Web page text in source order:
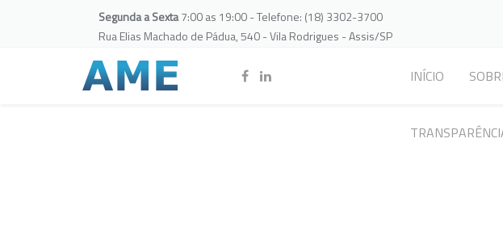
Segunda a Sexta7:00 as 19:00 - Telefone: (18) 3302-3700
Rua Elias Machado de Pádua, 540 - Vila Rodrigues - Assis/SP
INÍCIO